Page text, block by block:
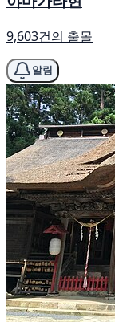
9,603건의 출몰
알림